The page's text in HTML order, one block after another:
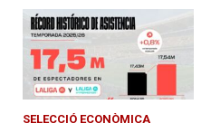
SELECCIÓ ECONÒMICA